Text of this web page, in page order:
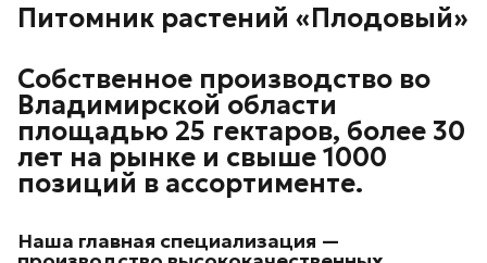
Питомник растений «Плодовый»
Собственное производство во
Владимирской области
площадью 25 гектаров, более 30
лет на рынке и свыше 1000
позиций в ассортименте.
Наша главная специализация —